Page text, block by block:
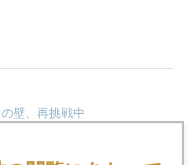
壁、再挑戦中